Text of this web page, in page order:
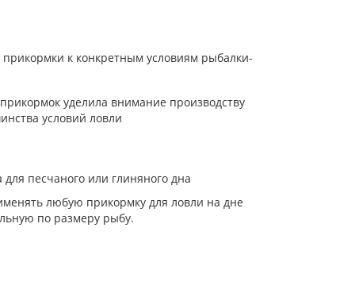
к конкретным условиям рыбалки-
уделила внимание производству
условий ловли
песчаного или глиняного дна
любую прикормку для ловли на дне
по размеру рыбу.